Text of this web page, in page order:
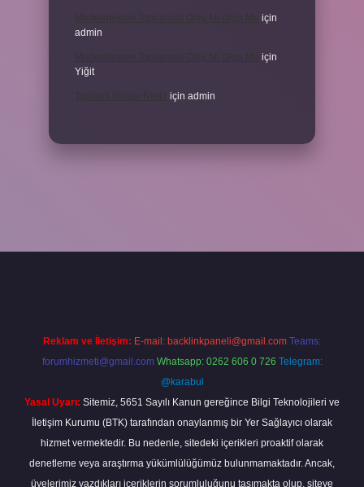
için
admin
için
Yiğit
için admin
Reklam ve İletişim: E-mail: backlinkpaneli@gmail.com Teams:
forumhizmeti@gmail.com Whatsapp: 0262 606 0 726 Telegram:
@karabul
Yasal Uyarı: Sitemiz, 5651 Sayılı Kanun gereğince Bilgi Teknolojileri ve
İletişim Kurumu (BTK) tarafından onaylanmış bir Yer Sağlayıcı olarak
hizmet vermektedir. Bu nedenle, sitedeki içerikleri proaktif olarak
denetleme veya araştırma yükümlülüğümüz bulunmamaktadır. Ancak,
üyelerimiz yazdıkları içeriklerin sorumluluğunu taşımakta olup, siteye